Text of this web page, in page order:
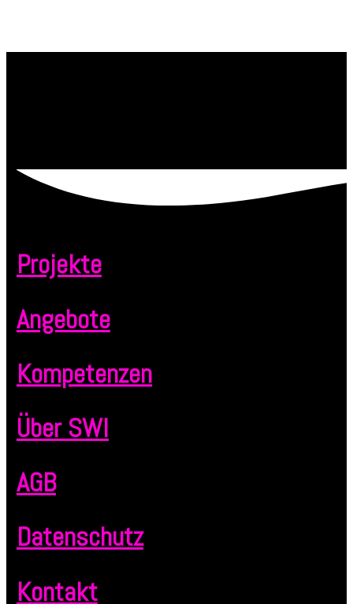
Projekte
Angebote
Kompetenzen
Über SWI
AGB
Datenschutz
Kontakt